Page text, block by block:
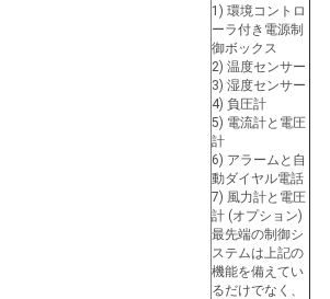
1) 環境コントロ
ーラ付き電源制
御ボックス
2) 温度センサー
3) 湿度センサー
4) 負圧計
5) 電流計と電圧
計
6) アラームと自
動ダイヤル電話
7) 風力計と電圧
計 (オプション)
最先端の制御シ
ステムは上記の
機能を備えてい
るだけでなく、